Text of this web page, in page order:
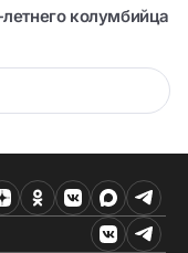
колумбийца